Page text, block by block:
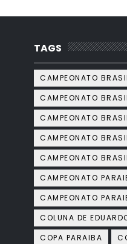
TAGS
CAMPEONATO
CAMPEONATO
CAMPEONATO
CAMPEONATO
CAMPEONATO
CAMPEONATO
CAMPEONATO
COLUNA DE
COPA PARAIBA